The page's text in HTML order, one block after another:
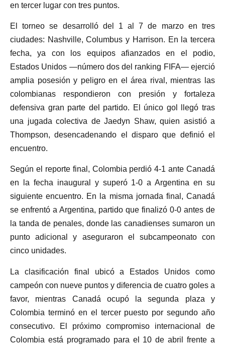
en tercer lugar con tres puntos.
El torneo se desarrolló del 1 al 7 de marzo en tres
ciudades: Nashville, Columbus y Harrison. En la tercera
fecha, ya con los equipos afianzados en el podio,
Estados Unidos —número dos del ranking FIFA— ejerció
amplia posesión y peligro en el área rival, mientras las
colombianas respondieron con presión y fortaleza
defensiva gran parte del partido. El único gol llegó tras
una jugada colectiva de Jaedyn Shaw, quien asistió a
Thompson, desencadenando el disparo que definió el
encuentro.
Según el reporte final, Colombia perdió 4-1 ante Canadá
en la fecha inaugural y superó 1-0 a Argentina en su
siguiente encuentro. En la misma jornada final, Canadá
se enfrentó a Argentina, partido que finalizó 0-0 antes de
la tanda de penales, donde las canadienses sumaron un
punto adicional y aseguraron el subcampeonato con
cinco unidades.
La clasificación final ubicó a Estados Unidos como
campeón con nueve puntos y diferencia de cuatro goles a
favor, mientras Canadá ocupó la segunda plaza y
Colombia terminó en el tercer puesto por segundo año
consecutivo. El próximo compromiso internacional de
Colombia está programado para el 10 de abril frente a